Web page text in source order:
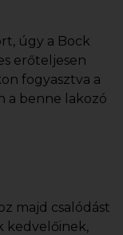
úgy a Bock
erőteljesen
fogyasztva a
a benne lakozó
majd csalódást
kedvelőinek,